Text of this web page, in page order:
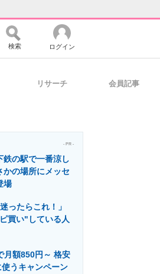
の今がよく分かる
検索 ログイン
リサーチ 会員記事
- PR -
鉄の駅で一番涼し
かの場所にメッセ
場
ったらこれ！」
買い"している人
月額850円～ 格安
うキャンペーン